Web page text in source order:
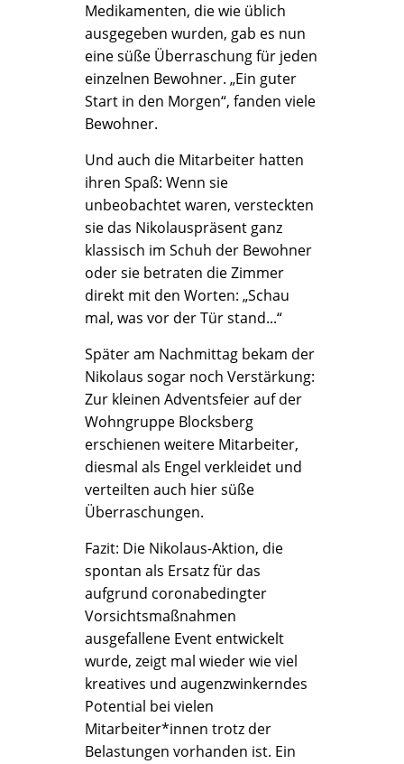
Medikamenten, die wie üblich
ausgegeben wurden, gab es nun
eine süße Überraschung für jeden
einzelnen Bewohner. „Ein guter
Start in den Morgen“, fanden viele
Bewohner.
Und auch die Mitarbeiter hatten
ihren Spaß: Wenn sie
unbeobachtet waren, versteckten
sie das Nikolauspräsent ganz
klassisch im Schuh der Bewohner
oder sie betraten die Zimmer
direkt mit den Worten: „Schau
mal, was vor der Tür stand...“
Später am Nachmittag bekam der
Nikolaus sogar noch Verstärkung:
Zur kleinen Adventsfeier auf der
Wohngruppe Blocksberg
erschienen weitere Mitarbeiter,
diesmal als Engel verkleidet und
verteilten auch hier süße
Überraschungen.
Fazit: Die Nikolaus-Aktion, die
spontan als Ersatz für das
aufgrund coronabedingter
Vorsichtsmaßnahmen
ausgefallene Event entwickelt
wurde, zeigt mal wieder wie viel
kreatives und augenzwinkerndes
Potential bei vielen
Mitarbeiter*innen trotz der
Belastungen vorhanden ist. Ein